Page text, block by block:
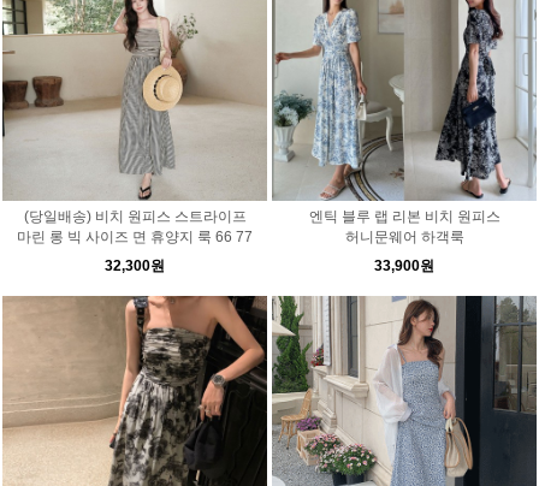
(당일배송) 비치 원피스 스트라이프
마린 롱 빅 사이즈 면 휴양지 룩 66 77
32,300원
엔틱 블루 랩 리본 비치 원피스
허니문웨어 하객룩
33,900원